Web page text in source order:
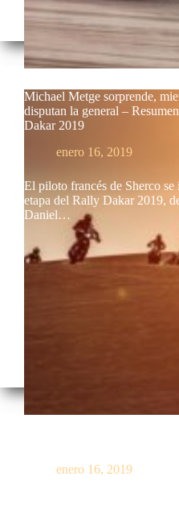
Michael Metge sorprende,
disputan la general –
Dakar 2019
enero 16, 2019
El piloto francés de Sherco se
etapa del Rally Dakar 2019,
Daniel…
enero 16, 2019